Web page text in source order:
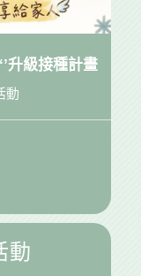
升級接種計畫
動
動